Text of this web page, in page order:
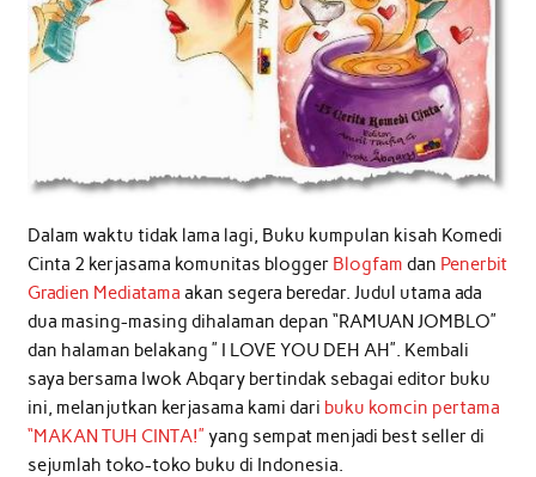
Dalam waktu tidak lama lagi, Buku kumpulan kisah Komedi
Cinta 2 kerjasama komunitas blogger Blogfam dan Penerbit
Gradien Mediatama akan segera beredar. Judul utama ada
dua masing-masing dihalaman depan “RAMUAN JOMBLO”
dan halaman belakang ” I LOVE YOU DEH AH”. Kembali
saya bersama Iwok Abqary bertindak sebagai editor buku
ini, melanjutkan kerjasama kami dari buku komcin pertama
“MAKAN TUH CINTA!” yang sempat menjadi best seller di
sejumlah toko-toko buku di Indonesia.